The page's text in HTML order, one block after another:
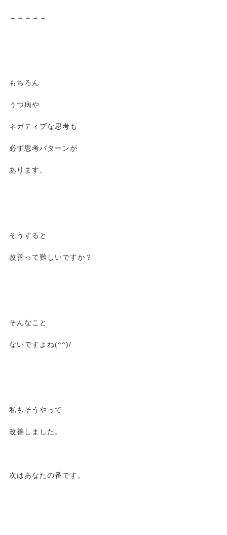
＝＝＝＝＝
もちろん
うつ病や
ネガティブな思考も
必ず思考パターンが
あります。
そうすると
改善って難しいですか？
そんなこと
ないですよね(^^)/
私もそうやって
改善しました。
次はあなたの番です。